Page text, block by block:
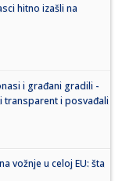
hitno izašli na
i građani gradili -
transparent i posvađali
vožnje u celoj EU: šta